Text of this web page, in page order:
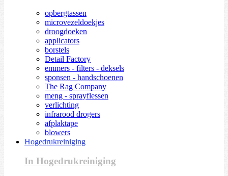
opbergtassen
microvezeldoekjes
droogdoeken
applicators
borstels
Detail Factory
emmers - filters - deksels
sponsen - handschoenen
The Rag Company
meng - sprayflessen
verlichting
infrarood drogers
afplaktape
blowers
Hogedrukreiniging
In Hogedrukreiniging